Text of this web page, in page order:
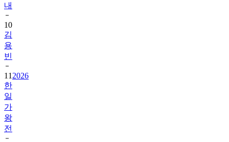
내
10
김
용
빈
11 2026
한
일
가
왕
전